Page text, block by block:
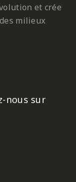
et crée
milieux
nous sur